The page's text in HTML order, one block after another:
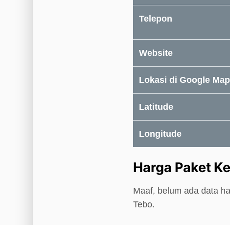
Telepon
Website
Lokasi di Google Map
Latitude
Longitude
Harga Paket
Maaf, belum ada data
Tebo.